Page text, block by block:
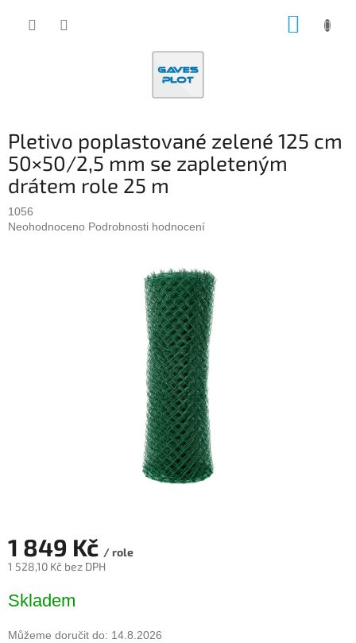
Pletivo poplastované zelené 125 cm
50×50/2,5 mm se zapleteným
drátem role 25 m
1056
Průměrné
Neohodnoceno Podrobnosti hodnocení
1 849 Kč / role
1 528,10 Kč bez DPH
cena:
Skladem
Můžeme doručit do: 14.8.2026